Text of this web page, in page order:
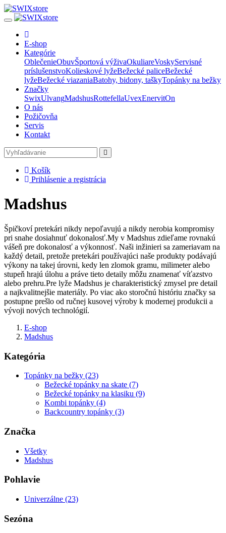
E-shop
Kategórie
OblečenieObuvŠportová výživaOkuliareVoskyServisné
príslušenstvoKolieskové lyžeBežecké paliceBežecké
lyžeBežecké viazaniaBatohy, bidony, taškyTopánky na bežky
Značky
SwixUlvangMadshusRottefellaUvexEnervitOn
O nás
Požičovňa
Servis
Kontakt
Košík
Prihlásenie a registrácia
Madshus
Špičkoví pretekári nikdy nepoľavujú a nikdy nerobia kompromisy
pri snahe dosiahnuť dokonalosť.My v Madshus zdieľame rovnakú
vášeň pre dokonalosť a výkonnosť. Naši inžinieri sa zameriavam na
každý detail, pretože pretekári používajúci naše produkty podávajú
výkony na takej úrovni, kedy len zlomok gramu, milimeter alebo
stupeň hrajú úlohu a práve tieto detaily môžu znamenať víťazstvo
alebo prehru.Pre lyže Madshus je charakteristický zmysel pre detail
a najkvalitnejšie materiály. Po viac ako storočnú históriu značky sa
postupne prešlo od ručnej kusovej výroby k modernej produkcii a
vývoji nových technológií.
E-shop
Madshus
Kategória
Topánky na bežky (23)
Bežecké topánky na skate (7)
Bežecké topánky na klasiku (9)
Kombi topánky (4)
Backcountry topánky (3)
Značka
Všetky
Madshus
Pohlavie
Univerzálne (23)
Sezóna